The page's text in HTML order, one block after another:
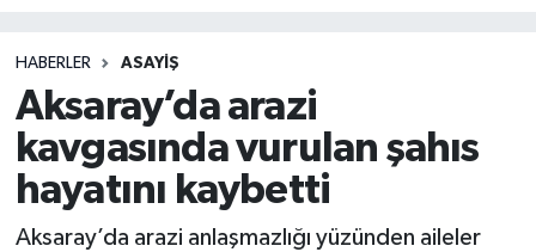
HABERLER ASAYIŞ
Aksaray’da arazi
kavgasında vurulan şahıs
hayatını kaybetti
Aksaray’da arazi anlaşmazlığı yüzünden aileler
Ulusal Haberler
Vefat Edenler